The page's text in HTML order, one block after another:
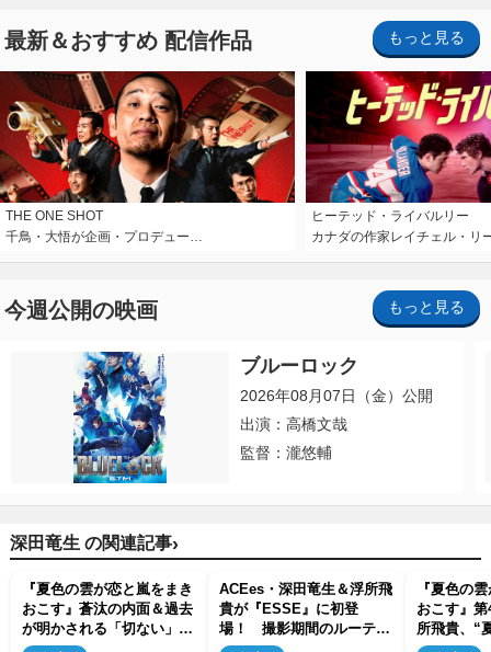
最新＆おすすめ 配信作品 もっと見る
THE ONE SHOT
千鳥・大悟が企画・プロデュー…
ヒーテッド・ライバルリー
カナダの作家レイチェル・リ
今週公開の映画 もっと見る
ブルーロック
2026年08月07日（金）公開
出演：高橋文哉
監督：瀧悠輔
深田竜生 の関連記事›
『夏色の雲が恋と嵐をまき
おこす』蒼汰の内面＆過去
が明かされる「切ない」
「泣けてきちゃった」の声
ACEes・深田竜生＆浮所飛
貴が『ESSE』に初登
場！ 撮影期間のルーティ
ンや暮らしぶりについて明
『夏色の
おこす』
所飛貴、“
家に泊ま